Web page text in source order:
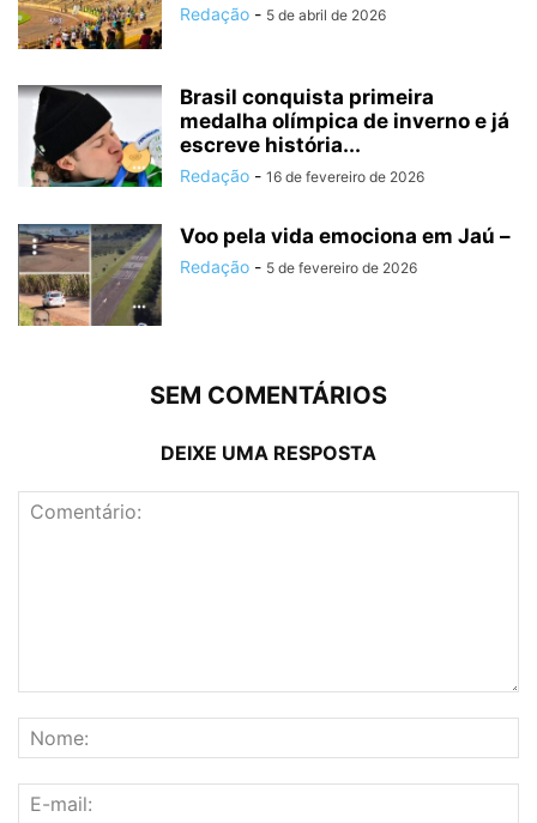
Redação - 5 de abril de 2026
Brasil conquista primeira
medalha olímpica de inverno e já
escreve história...
Redação - 16 de fevereiro de 2026
Voo pela vida emociona em Jaú –
Redação - 5 de fevereiro de 2026
SEM COMENTÁRIOS
DEIXE UMA RESPOSTA